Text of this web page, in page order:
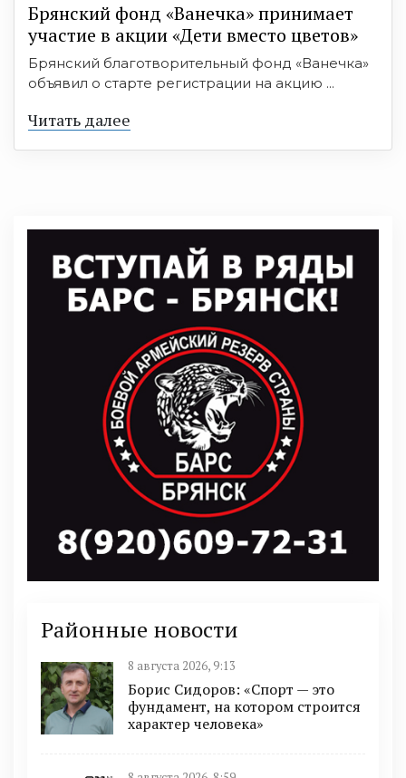
Брянский фонд «Ванечка» принимает
участие в акции «Дети вместо цветов»
Брянский благотворительный фонд «Ванечка»
объявил о старте регистрации на акцию ...
Читать далее
Районные новости
8 августа 2026, 9:13
Борис Сидоров: «Спорт — это
фундамент, на котором строится
характер человека»